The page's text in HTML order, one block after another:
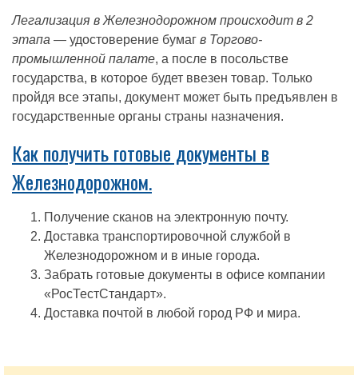
Легализация в Железнодорожном происходит в 2
этапа — удостоверение бумаг в Торгово-
промышленной палате, а после в посольстве
государства, в которое будет ввезен товар. Только
пройдя все этапы, документ может быть предъявлен в
государственные органы страны назначения.
Как получить готовые документы в
Железнодорожном.
Получение сканов на электронную почту.
Доставка транспортировочной службой в
Железнодорожном и в иные города.
Забрать готовые документы в офисе компании
«РосТестСтандарт».
Доставка почтой в любой город РФ и мира.